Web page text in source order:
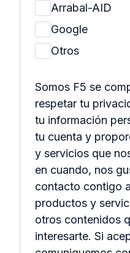
Arrabal-AID
Google
Otros
Somos F5 se
respetar tu
tu información
tu cuenta y
y servicios que
en cuando, nos
contacto contigo
productos y
otros contenidos
interesarte. Si